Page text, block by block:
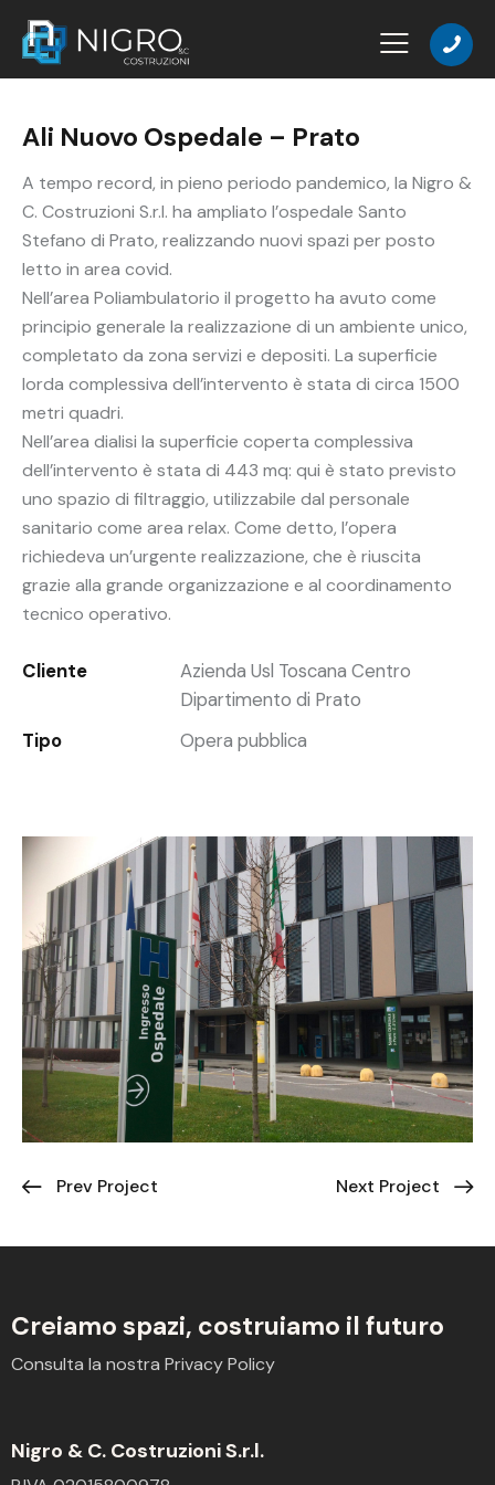
Ali Nuovo Ospedale – Prato
A tempo record, in pieno periodo pandemico, la Nigro &
C. Costruzioni S.r.l. ha ampliato l’ospedale Santo
Stefano di Prato, realizzando nuovi spazi per posto
letto in area covid.
Nell’area Poliambulatorio il progetto ha avuto come
principio generale la realizzazione di un ambiente unico,
completato da zona servizi e depositi. La superficie
lorda complessiva dell’intervento è stata di circa 1500
metri quadri.
Nell’area dialisi la superficie coperta complessiva
dell’intervento è stata di 443 mq: qui è stato previsto
uno spazio di filtraggio, utilizzabile dal personale
sanitario come area relax. Come detto, l’opera
richiedeva un’urgente realizzazione, che è riuscita
grazie alla grande organizzazione e al coordinamento
tecnico operativo.
Cliente
Azienda Usl Toscana Centro
Dipartimento di Prato
Tipo
Opera pubblica
Prev Project Next Project
Creiamo spazi, costruiamo il futuro
Consulta la nostra Privacy Policy
Nigro & C. Costruzioni S.r.l.